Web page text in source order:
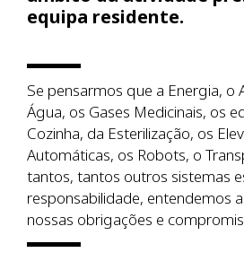
equipa residente.
Se pensarmos que a Energia, o
Água, os Gases Medicinais, os
Cozinha, da Esterilização, os
Automáticas, os Robots, o
tantos, tantos outros sistemas
responsabilidade, entendemos
nossas obrigações e